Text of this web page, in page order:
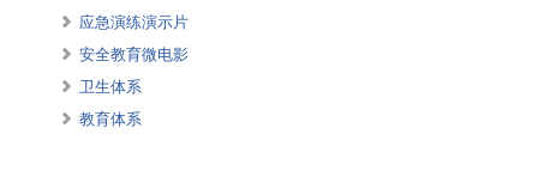
应急演练演示片
安全教育微电影
卫生体系
教育体系